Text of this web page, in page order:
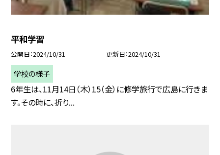
平和学習
公開日 2024/10/31 更新日 2024/10/31
学校の様子
6年生は、11月14日（木）15（金）に修学旅行で広島に行きま
す。その時に、折り...